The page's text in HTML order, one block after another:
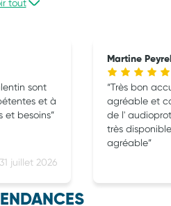
tout
31 juillet 2026
sont
et à
et besoins
Martine
Très bon
agréable et
de l'
très
agréable